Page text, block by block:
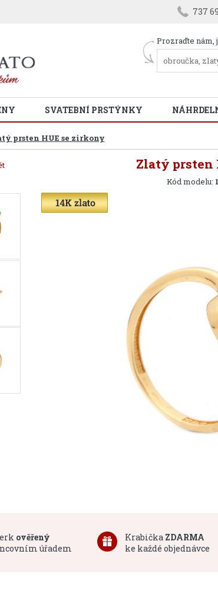
737
Prozraďte nám,
SVATEBNÍ PRSTÝNKY
prsten HUE se zirkony
Zlatý prsten
Kód modelu:
ověřený
úřadem
Krabička ZDARMA
ke každé objednávce